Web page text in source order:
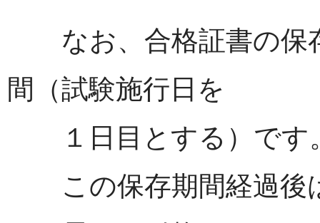
なお、合格証書の保
間（試験施行日を
１日目とする）です
この保存期間経過後